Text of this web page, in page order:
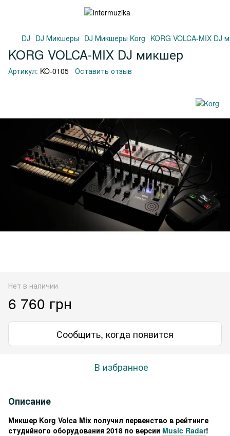
DJ DJ Микшеры DJ Микшеры Korg KORG VOLCA-MIX DJ
KORG VOLCA-MIX DJ микшер
Артикул: KO-0105 Оставить отзыв
Нет в наличии
6 760 грн
Сообщить, когда появится
В избранное
Описание
Микшер Korg Volca Mix получил первенство в рейтинге
студийного оборудования 2018 по версии Music Radar!